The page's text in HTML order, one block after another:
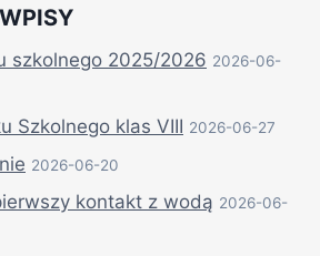
szkolnego 2025/2026 2026-06-
Szkolnego klas VIII 2026-06-27
2026-06-20
kontakt z wodą 2026-06-